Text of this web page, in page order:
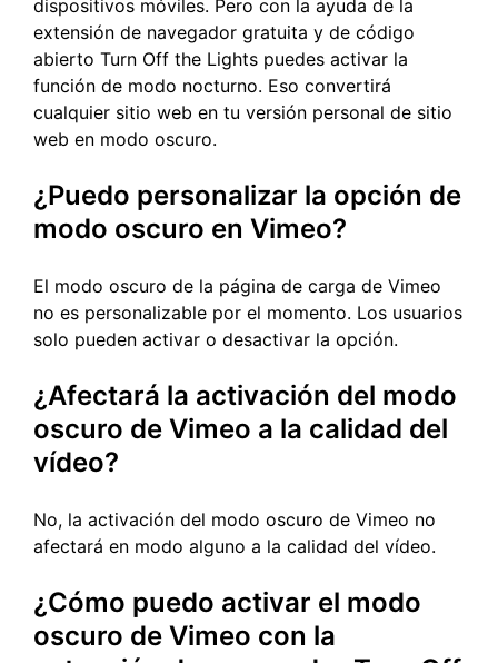
dispositivos móviles. Pero con la ayuda de la
extensión de navegador gratuita y de código
abierto Turn Off the Lights puedes activar la
función de modo nocturno. Eso convertirá
cualquier sitio web en tu versión personal de sitio
web en modo oscuro.
¿Puedo personalizar la opción de
modo oscuro en Vimeo?
El modo oscuro de la página de carga de Vimeo
no es personalizable por el momento. Los usuarios
solo pueden activar o desactivar la opción.
¿Afectará la activación del modo
oscuro de Vimeo a la calidad del
vídeo?
No, la activación del modo oscuro de Vimeo no
afectará en modo alguno a la calidad del vídeo.
¿Cómo puedo activar el modo
oscuro de Vimeo con la